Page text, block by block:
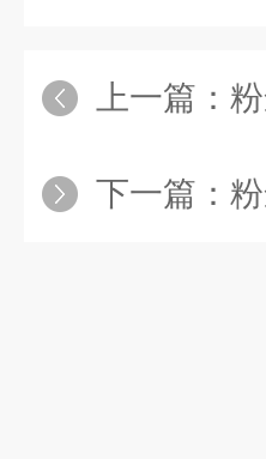
上一篇：
下一篇：